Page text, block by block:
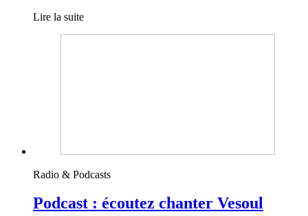
Lire la suite
Radio & Podcasts
Podcast : écoutez chanter Vesoul